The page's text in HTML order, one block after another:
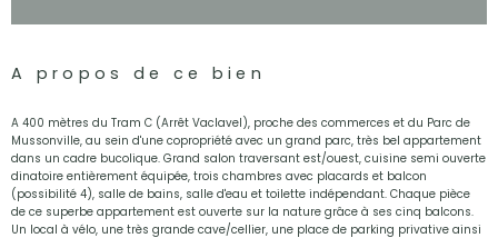
A propos de ce bien
A 400 mètres du Tram C (Arrêt Vaclavel), proche des commerces et du Parc de
Mussonville, au sein d'une copropriété avec un grand parc, très bel appartement
dans un cadre bucolique. Grand salon traversant est/ouest, cuisine semi ouverte
dinatoire entièrement équipée, trois chambres avec placards et balcon
(possibilité 4), salle de bains, salle d'eau et toilette indépendant. Chaque pièce
de ce superbe appartement est ouverte sur la nature grâce à ses cinq balcons.
Un local à vélo, une très grande cave/cellier, une place de parking privative ainsi